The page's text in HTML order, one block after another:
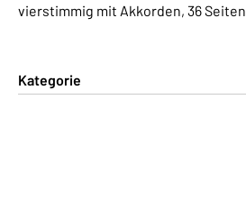
vierstimmig mit Akkorden, 36 Seiten
Kategorie